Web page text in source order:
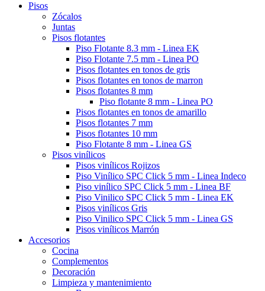
Pisos
Zócalos
Juntas
Pisos flotantes
Piso Flotante 8.3 mm - Linea EK
Piso Flotante 7.5 mm - Linea PO
Pisos flotantes en tonos de gris
Pisos flotantes en tonos de marron
Pisos flotantes 8 mm
Piso flotante 8 mm - Linea PO
Pisos flotantes en tonos de amarillo
Pisos flotantes 7 mm
Pisos flotantes 10 mm
Piso Flotante 8 mm - Linea GS
Pisos vinílicos
Pisos vinílicos Rojizos
Piso Vinílico SPC Click 5 mm - Linea Indeco
Piso vinílico SPC Click 5 mm - Linea BF
Piso Vinilico SPC Click 5 mm - Linea EK
Pisos vinílicos Gris
Piso Vinilico SPC Click 5 mm - Linea GS
Pisos vinílicos Marrón
Accesorios
Cocina
Complementos
Decoración
Limpieza y mantenimiento